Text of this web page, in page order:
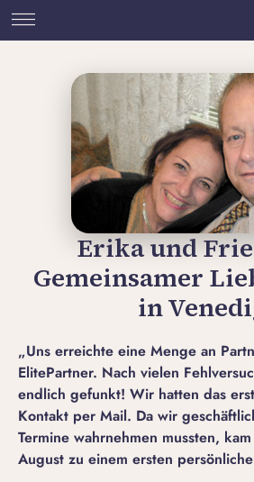
Erika und
Gemeinsamer
in
„Uns erreichte eine Menge an
ElitePartner. Nach vielen
endlich gefunkt! Wir hatten das
Kontakt per Mail. Da wir
Termine wahrnehmen mussten,
August zu einem ersten